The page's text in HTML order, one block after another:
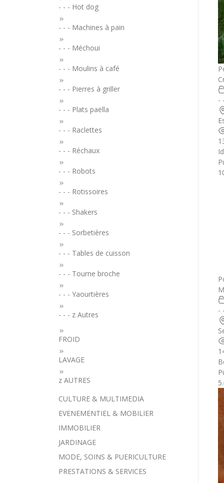
-
-
- - - Hot dog
- - - Machines à pain
- - - Méchoui
- - - Moulins à café
- - - Pierres à griller
- - - Plats paëlla
- - - Raclettes
- - - Réchaux
- - - Robots
- - - Rotissoires
- - - Shakers
- - - Sorbetières
- - - Tables de cuisson
- - - Tourne broche
- - - Yaourtières
- - - z Autres
FROID
LAVAGE
z AUTRES
CULTURE & MULTIMEDIA
EVENEMENTIEL & MOBILIER
IMMOBILIER
JARDINAGE
MODE, SOINS & PUERICULTURE
PRESTATIONS & SERVICES